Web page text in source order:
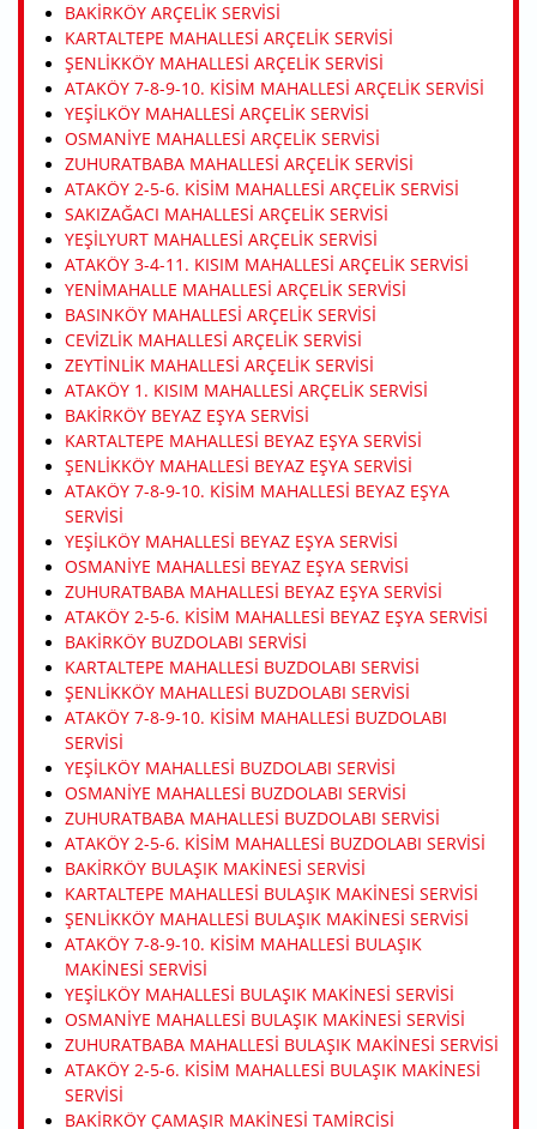
BAKIRKÖY ARÇELIK SERVISI
KARTALTEPE MAHALLESI ARÇELIK SERVISI
ŞENLIKKÖY MAHALLESI ARÇELIK SERVISI
ATAKÖY 7-8-9-10. KISIM MAHALLESI ARÇELIK SERVISI
YEŞILKÖY MAHALLESI ARÇELIK SERVISI
OSMANIYE MAHALLESI ARÇELIK SERVISI
ZUHURATBABA MAHALLESI ARÇELIK SERVISI
ATAKÖY 2-5-6. KISIM MAHALLESI ARÇELIK SERVISI
SAKIZAĞACI MAHALLESI ARÇELIK SERVISI
YEŞILYURT MAHALLESI ARÇELIK SERVISI
ATAKÖY 3-4-11. KISIM MAHALLESI ARÇELIK SERVISI
YENIMAHALLE MAHALLESI ARÇELIK SERVISI
BASINKÖY MAHALLESI ARÇELIK SERVISI
CEVIZLIK MAHALLESI ARÇELIK SERVISI
ZEYTINLIK MAHALLESI ARÇELIK SERVISI
ATAKÖY 1. KISIM MAHALLESI ARÇELIK SERVISI
BAKIRKÖY BEYAZ EŞYA SERVISI
KARTALTEPE MAHALLESI BEYAZ EŞYA SERVISI
ŞENLIKKÖY MAHALLESI BEYAZ EŞYA SERVISI
ATAKÖY 7-8-9-10. KISIM MAHALLESI BEYAZ EŞYA
SERVISI
YEŞILKÖY MAHALLESI BEYAZ EŞYA SERVISI
OSMANIYE MAHALLESI BEYAZ EŞYA SERVISI
ZUHURATBABA MAHALLESI BEYAZ EŞYA SERVISI
ATAKÖY 2-5-6. KISIM MAHALLESI BEYAZ EŞYA SERVISI
BAKIRKÖY BUZDOLABI SERVISI
KARTALTEPE MAHALLESI BUZDOLABI SERVISI
ŞENLIKKÖY MAHALLESI BUZDOLABI SERVISI
ATAKÖY 7-8-9-10. KISIM MAHALLESI BUZDOLABI
SERVISI
YEŞILKÖY MAHALLESI BUZDOLABI SERVISI
OSMANIYE MAHALLESI BUZDOLABI SERVISI
ZUHURATBABA MAHALLESI BUZDOLABI SERVISI
ATAKÖY 2-5-6. KISIM MAHALLESI BUZDOLABI SERVISI
BAKIRKÖY BULAŞIK MAKINESI SERVISI
KARTALTEPE MAHALLESI BULAŞIK MAKINESI SERVISI
ŞENLIKKÖY MAHALLESI BULAŞIK MAKINESI SERVISI
ATAKÖY 7-8-9-10. KISIM MAHALLESI BULAŞIK
MAKINESI SERVISI
YEŞILKÖY MAHALLESI BULAŞIK MAKINESI SERVISI
OSMANIYE MAHALLESI BULAŞIK MAKINESI SERVISI
ZUHURATBABA MAHALLESI BULAŞIK MAKINESI SERVISI
ATAKÖY 2-5-6. KISIM MAHALLESI BULAŞIK MAKINESI
SERVISI
BAKIRKÖY ÇAMAŞIR MAKINESI TAMIRCISI